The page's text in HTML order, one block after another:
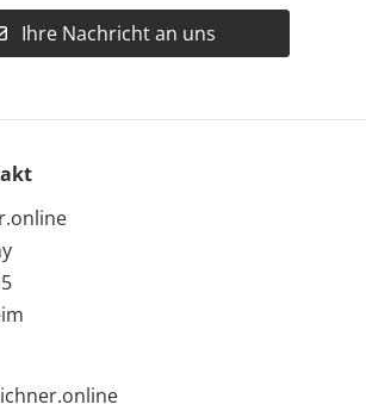
Ihre Nachricht an uns